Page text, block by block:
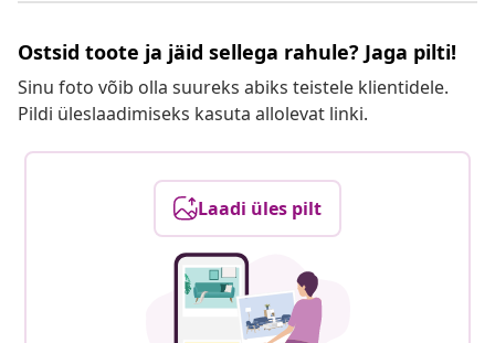
Ostsid toote ja jäid sellega rahule? Jaga pilti!
Sinu foto võib olla suureks abiks teistele klientidele.
Pildi üleslaadimiseks kasuta allolevat linki.
Laadi üles pilt